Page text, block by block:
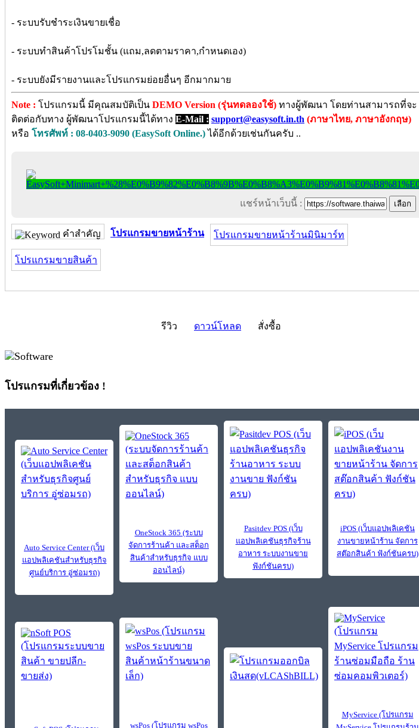
- ระบบรับชำระเงินขายเชื่อ
- ระบบทำสินค้าโปรโมชั้น (แถม,ลดตามราคา,กำหนดเอง)
- ระบบยังมีรายงานและโปรแกรมย่อยอื่นๆ อีกมากมาย
Note : โปรแกรมนี้ มีคุณสมบัติเป็น DEMO Version (รุ่นทดลองใช้) ทางผู้พัฒนา โดยท่านสามารถที่จะ
ติดต่อกับทาง ผู้พัฒนาโปรแกรมนี้ได้ทาง E-Mail : support@easysoft.in.th (ภาษาไทย, ภาษาอังกฤษ)
หรือ โทรศัพท์ : 08-0403-9090 (EasySoft Online.)ได้อีกด้วยเช่นกันครับ ..
แชร์หน้าเว็บนี้ :
คำสำคัญ โปรแกรมขายหน้าร้าน โปรแกรมขายหน้าร้านมินิมาร์ท
โปรแกรมขายสินค้า
รีวิว ดาวน์โหลด สั่งซื้อ
โปรแกรมที่เกี่ยวข้อง !
Auto Service Center (เว็บ
แอปพลิเคชันสำหรับธุรกิจ
ศูนย์บริการ อู่ซ่อมรถ)
OneStock 365 (ระบบ
จัดการร้านค้า และสต็อก
สินค้าสำหรับธุรกิจ แบบ
ออนไลน์)
Pasitdev POS (เว็บ
แอปพลิเคชันธุรกิจร้าน
อาหาร ระบบงานขาย
ฟังก์ชันครบ)
iPOS (เว็บแอปพลิเคชัน
งานขายหน้าร้าน จัดการ
สต๊อกสินค้า ฟังก์ชันครบ)
wsPos (โปรแกรม wsPos
MyService (โปรแกรม